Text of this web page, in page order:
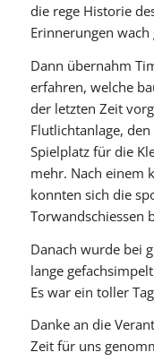
die rege Historie
Erinnerungen
Dann übernahm
erfahren, welche
der letzten Zeit
Flutlichtanlage,
Spielplatz für die
mehr. Nach einem
konnten sich die
Torwandschiessen
Danach wurde bei
lange
Es war ein toller
Danke an die
Zeit für uns